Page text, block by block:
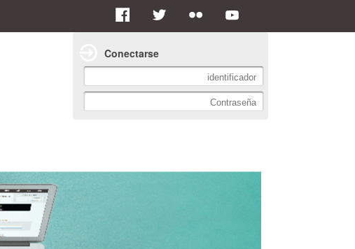
Conectarse